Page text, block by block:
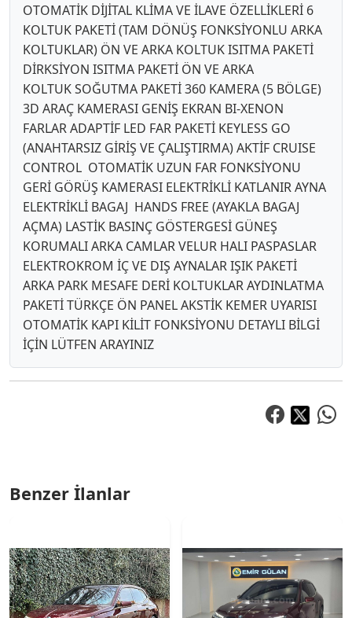
OTOMATİK DİJİTAL KLİMA VE İLAVE ÖZELLİKLERİ 6
KOLTUK PAKETİ (TAM DÖNÜŞ FONKSİYONLU ARKA
KOLTUKLAR) ÖN VE ARKA KOLTUK ISITMA PAKETİ
DİRKSİYON ISITMA PAKETİ ÖN VE ARKA
KOLTUK SOĞUTMA PAKETİ 360 KAMERA (5 BÖLGE)
3D ARAÇ KAMERASI GENİŞ EKRAN BI-XENON
FARLAR ADAPTİF LED FAR PAKETİ KEYLESS GO
(ANAHTARSIZ GİRİŞ VE ÇALIŞTIRMA) AKTİF CRUISE
CONTROL OTOMATİK UZUN FAR FONKSİYONU
GERİ GÖRÜŞ KAMERASI ELEKTRİKLİ KATLANIR AYNA
ELEKTRİKLİ BAGAJ HANDS FREE (AYAKLA BAGAJ
AÇMA) LASTİK BASINÇ GÖSTERGESİ GÜNEŞ
KORUMALI ARKA CAMLAR VELUR HALI PASPASLAR
ELEKTROKROM İÇ VE DIŞ AYNALAR IŞIK PAKETİ
ARKA PARK MESAFE DERİ KOLTUKLAR AYDINLATMA
PAKETİ TÜRKÇE ÖN PANEL AKSTİK KEMER UYARISI
OTOMATİK KAPI KİLİT FONKSİYONU DETAYLI BİLGİ
İÇİN LÜTFEN ARAYINIZ
Benzer İlanlar